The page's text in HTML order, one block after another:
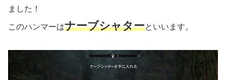
ました！
このハンマーはナーブシャターといいます。